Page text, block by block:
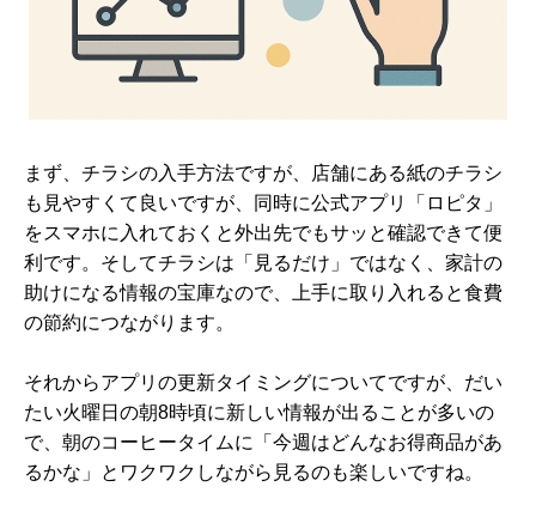
まず、チラシの入手方法ですが、店舗にある紙のチラシ
も見やすくて良いですが、同時に公式アプリ「ロピタ」
をスマホに入れておくと外出先でもサッと確認できて便
利です。そしてチラシは「見るだけ」ではなく、家計の
助けになる情報の宝庫なので、上手に取り入れると食費
の節約につながります。
それからアプリの更新タイミングについてですが、だい
たい火曜日の朝8時頃に新しい情報が出ることが多いの
で、朝のコーヒータイムに「今週はどんなお得商品があ
るかな」とワクワクしながら見るのも楽しいですね。